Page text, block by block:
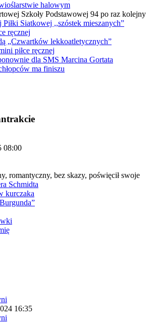
halowym
Szkoły Podstawowej 94 po raz kolejny
Siatkowej ,,szóstek mieszanych”
ręcznej
„Czwartków lekkoatletycznych”
piłce ręcznej
dla SMS Marcina Gortata
ma finiszu
08:00
romantyczny, bez skazy, poświęcił swoje
Schmidta
kurczaka
16:35